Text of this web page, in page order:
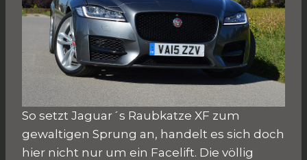
So setzt Jaguar´s Raubkatze XF zum
gewaltigen Sprung an, handelt es sich doch
hier nicht nur um ein Facelift. Die völlig